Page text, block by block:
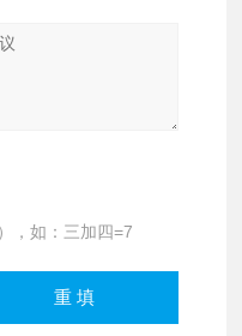
，如：三加四=7